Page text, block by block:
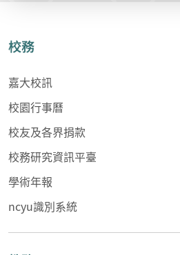
校務
嘉大校訊
校園行事曆
校友及各界捐款
校務研究資訊平臺
學術年報
ncyu識別系統